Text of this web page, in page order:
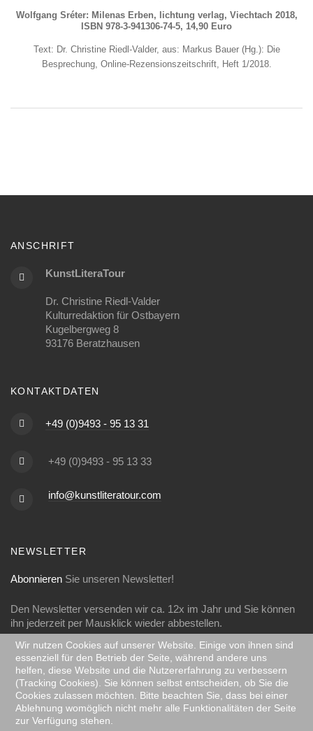
Wolfgang Sréter: Milenas Erben, lichtung verlag, Viechtach 2018,
ISBN 978-3-941306-74-5, 14,90 Euro
Text: Dr. Christine Riedl-Valder, aus: Markus Bauer (Hg.): Die
Besprechung, Online-Rezensionszeitschrift, Heft 1/2018.
ANSCHRIFT
KunstLiteraTour
Dr. Christine Riedl-Valder
Kulturredaktion für Ostbayern
Kugelbergweg 8
93176 Beratzhausen
KONTAKTDATEN
+49 (0)9493 - 95 13 31
+49 (0)9493 - 95 13 33
info@kunstliteratour.com
NEWSLETTER
Abonnieren Sie unseren Newsletter!
Den Newsletter versenden wir ca. 12x im Jahr und Sie können
ihn jederzeit per Mausklick wieder abbestellen.
FOLGEN SIE UNS
Folgen Sie uns auf Facebook:
Wir nutzen Cookies auf unserer Website. Einige von ihnen sind
essenziell für den Betrieb der Seite, während andere uns
helfen, diese Website und die Nutzererfahrung zu verbessern
(Tracking Cookies). Sie können selbst entscheiden, ob Sie die
Cookies zulassen möchten. Bitte beachten Sie, dass bei einer
Ablehnung womöglich nicht mehr alle Funktionalitäten der Seite
zur Verfügung stehen.